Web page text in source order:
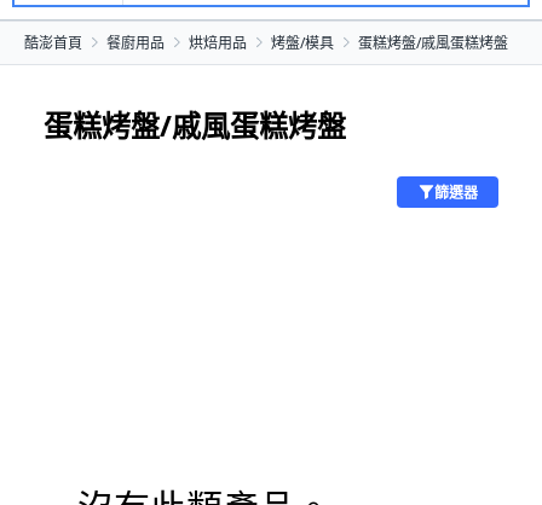
酷澎首頁 餐廚用品 烘焙用品 烤盤/模具 蛋糕烤盤/戚風蛋糕烤盤
蛋糕烤盤/戚風蛋糕烤盤
篩選器